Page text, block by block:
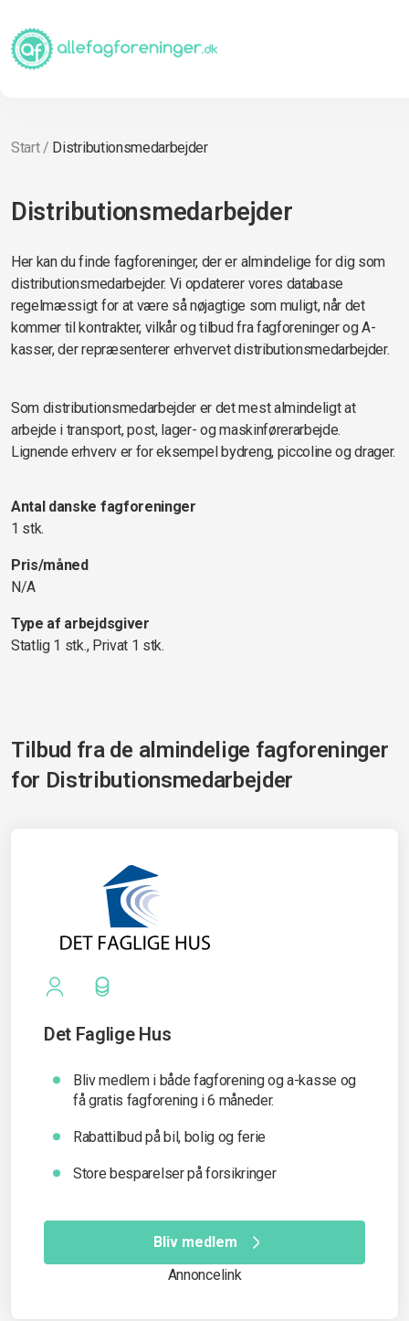
Start/ Distributionsmedarbejder
Distributionsmedarbejder
Her kan du finde fagforeninger, der er almindelige for dig som
distributionsmedarbejder. Vi opdaterer vores database
regelmæssigt for at være så nøjagtige som muligt, når det
kommer til kontrakter, vilkår og tilbud fra fagforeninger og A-
kasser, der repræsenterer erhvervet distributionsmedarbejder.
Som distributionsmedarbejder er det mest almindeligt at
arbejde i transport, post, lager- og maskinførerarbejde.
Lignende erhverv er for eksempel bydreng, piccoline og drager.
Antal danske fagforeninger
1 stk.
Pris/måned
N/A
Type af arbejdsgiver
Statlig 1 stk., Privat 1 stk.
Tilbud fra de almindelige fagforeninger
for Distributionsmedarbejder
Det Faglige Hus
Bliv medlem i både fagforening og a-kasse og
få gratis fagforening i 6 måneder.
Rabattilbud på bil, bolig og ferie
Store besparelser på forsikringer
Bliv medlem
Annoncelink